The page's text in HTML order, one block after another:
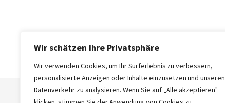
Wir schätzen Ihre Privatsphäre
Wir verwenden Cookies, um Ihr Surferlebnis zu verbessern,
personalisierte Anzeigen oder Inhalte einzusetzen und unseren
Datenverkehr zu analysieren. Wenn Sie auf „Alle akzeptieren"